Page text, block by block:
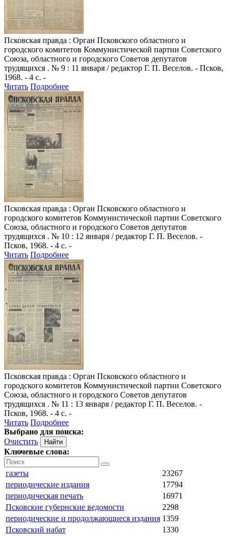
Псковская правда : Орган Псковского областного и
городского комитетов Коммунистической партии Советского
Союза, областного и городского Советов депутатов
трудящихся . № 9 : 11 января / редактор Г. П. Веселов. - Псков,
1968. - 4 с. -
Читать Подробнее
Псковская правда : Орган Псковского областного и
городского комитетов Коммунистической партии Советского
Союза, областного и городского Советов депутатов
трудящихся . № 10 : 12 января / редактор Г. П. Веселов. -
Псков, 1968. - 4 с. -
Читать Подробнее
Псковская правда : Орган Псковского областного и
городского комитетов Коммунистической партии Советского
Союза, областного и городского Советов депутатов
трудящихся . № 11 : 13 января / редактор Г. П. Веселов. -
Псков, 1968. - 4 с. -
Читать Подробнее
Выбрано для поиска:
Очистить
Ключевые слова:
газеты
23267
периодические издания
17794
периодическая печать
16971
Псковские губернские ведомости
2298
периодические и продолжающиеся издания 1359
Псковский набат
1330